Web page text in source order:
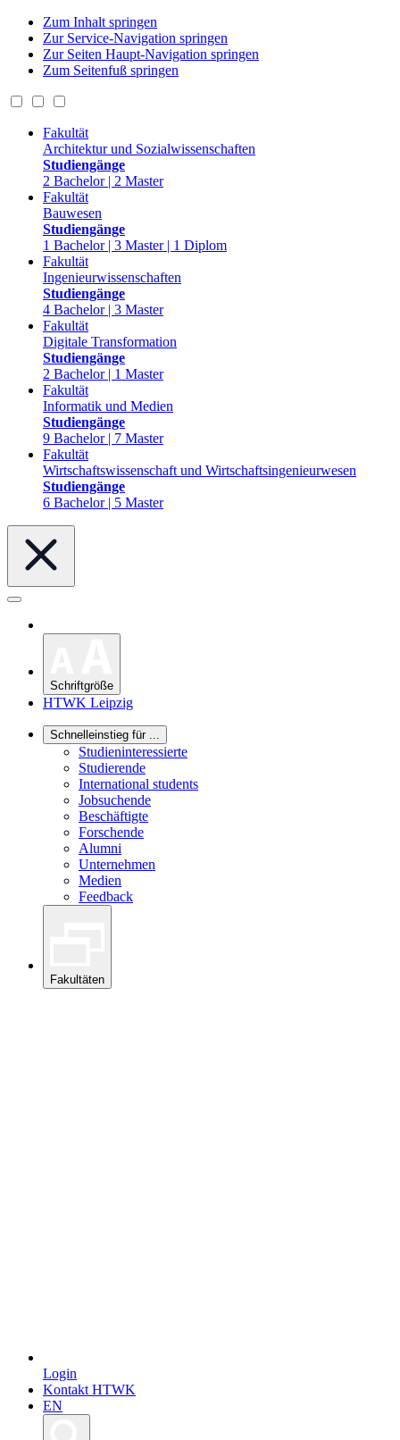
Zum Inhalt springen
Zur Service-Navigation springen
Zur Seiten Haupt-Navigation springen
Zum Seitenfuß springen
Fakultät
Architektur und Sozialwissenschaften
Studiengänge
2 Bachelor | 2 Master
Fakultät
Bauwesen
Studiengänge
1 Bachelor | 3 Master | 1 Diplom
Fakultät
Ingenieurwissenschaften
Studiengänge
4 Bachelor | 3 Master
Fakultät
Digitale Transformation
Studiengänge
2 Bachelor | 1 Master
Fakultät
Informatik und Medien
Studiengänge
9 Bachelor | 7 Master
Fakultät
Wirtschaftswissenschaft und Wirtschaftsingenieurwesen
Studiengänge
6 Bachelor | 5 Master
Schriftgröße
HTWK Leipzig
Schnelleinstieg für ...
Studieninteressierte
Studierende
International students
Jobsuchende
Beschäftigte
Forschende
Alumni
Unternehmen
Medien
Feedback
Fakultäten
Login
Kontakt HTWK
EN